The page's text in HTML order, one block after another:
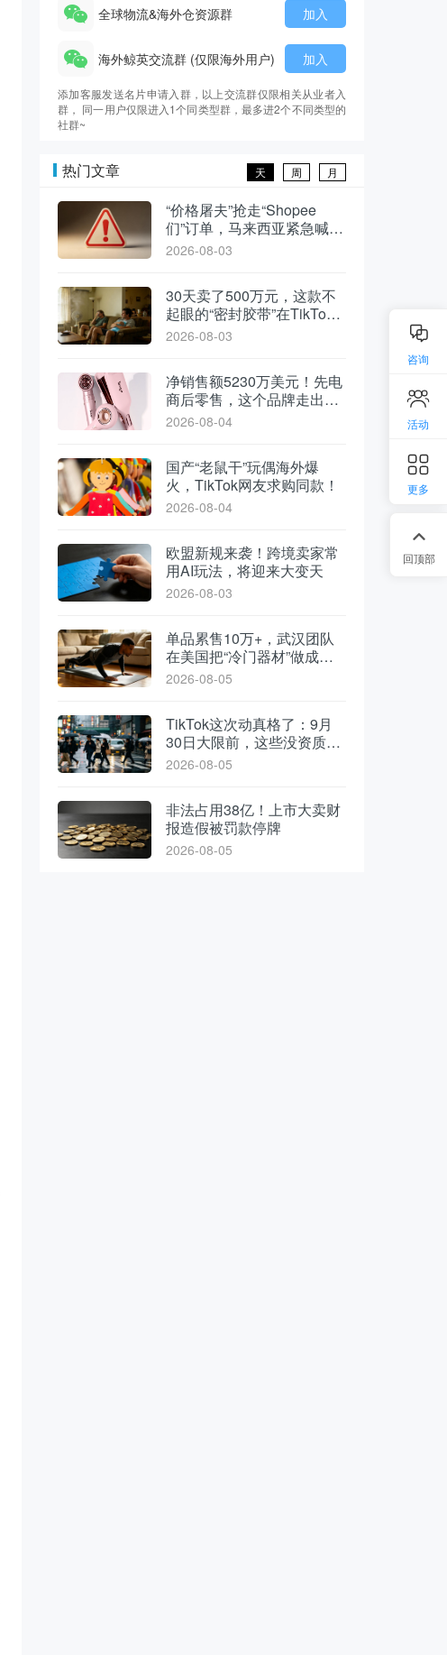
全球物流&海外仓资源群 加入
海外鲸英交流群 (仅限海外用户) 加入
添加客服发送名片申请入群，以上交流群仅限相关从业者入
群， 同一用户仅限进入1个同类型群，最多进2个不同类型的
社群~
热门文章 月
周
天
“价格屠夫”抢走“Shopee
们”订单，马来西亚紧急喊
停！
2026-08-03
30天卖了500万元，这款不
起眼的“密封胶带”在TikTok
美区闷声出单
2026-08-03
净销售额5230万美元！先电
商后零售，这个品牌走出了
不一样的路
2026-08-04
国产“老鼠干”玩偶海外爆
火，TikTok网友求购同款！
2026-08-04
欧盟新规来袭！跨境卖家常
用AI玩法，将迎来大变天
2026-08-03
单品累售10万+，武汉团队
在美国把“冷门器材”做成了
爆款
2026-08-05
TikTok这次动真格了：9月
30日大限前，这些没资质的
货一律清退
2026-08-05
非法占用38亿！上市大卖财
报造假被罚款停牌
2026-08-05
咨询
活动
更多
回顶部